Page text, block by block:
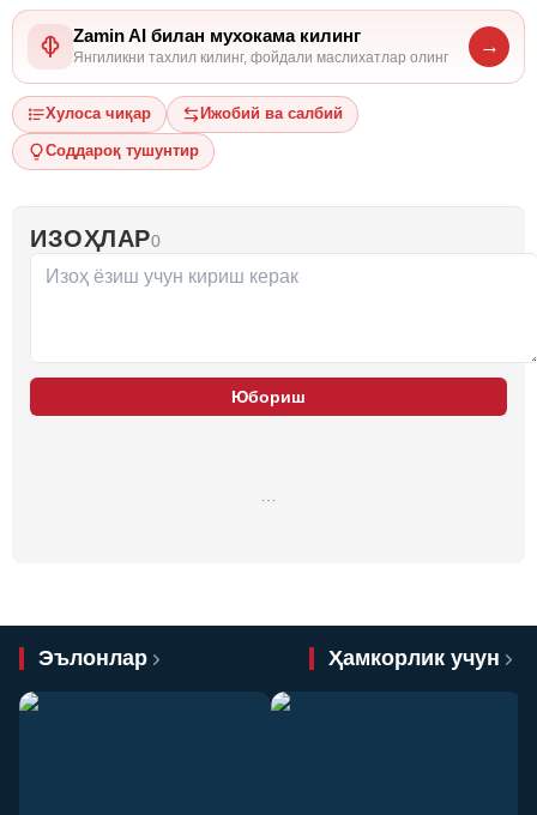
Zamin AI билан мухокама килинг
Янгиликни тахлил килинг, фойдали маслихатлар олинг
→
Хулоса чиқар Ижобий ва салбий
Соддароқ тушунтир
ИЗОҲЛАР0
Юбориш
Эълонлар Ҳамкорлик учун